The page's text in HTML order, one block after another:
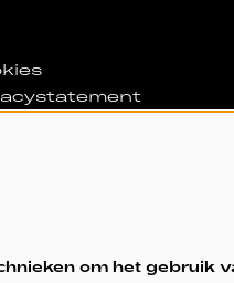
om het gebruik